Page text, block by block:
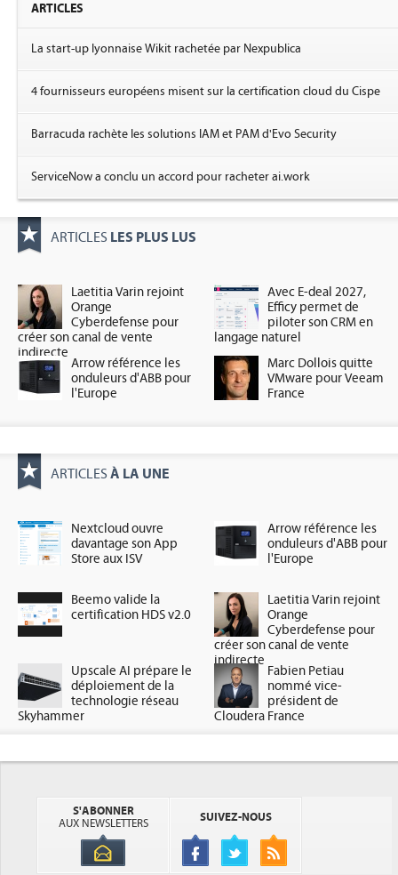
ARTICLES
La start-up lyonnaise Wikit rachetée par Nexpublica
4 fournisseurs européens misent sur la certification cloud du Cispe
Barracuda rachète les solutions IAM et PAM d'Evo Security
ServiceNow a conclu un accord pour racheter ai.work
ARTICLES LES PLUS LUS
Laetitia Varin rejoint
Orange
Cyberdefense pour
créer son canal de vente
indirecte
Avec E-deal 2027,
Efficy permet de
piloter son CRM en
langage naturel
Arrow référence les
onduleurs d'ABB pour
l'Europe
Marc Dollois quitte
VMware pour Veeam
France
ARTICLES À LA UNE
Nextcloud ouvre
davantage son App
Store aux ISV
Arrow référence les
onduleurs d'ABB pour
l'Europe
Beemo valide la
certification HDS v2.0
Laetitia Varin rejoint
Orange
Cyberdefense pour
créer son canal de vente
indirecte
Upscale AI prépare le
déploiement de la
technologie réseau
Skyhammer
Fabien Petiau
nommé vice-
président de
Cloudera France
S'ABONNER
AUX NEWSLETTERS
SUIVEZ-NOUS